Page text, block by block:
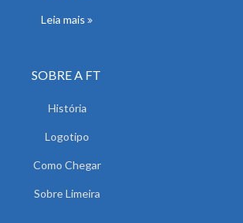
Leia mais
SOBRE A FT
História
Logotipo
Como Chegar
Sobre Limeira